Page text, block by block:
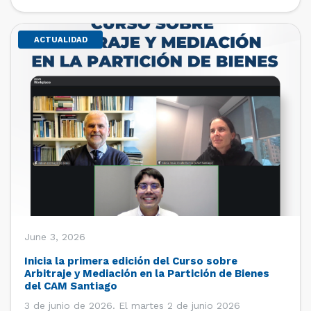
de estudiantes de […]
ACTUALIDAD
June 3, 2026
Inicia la primera edición del Curso sobre
Arbitraje y Mediación en la Partición de Bienes
del CAM Santiago
3 de junio de 2026. El martes 2 de junio 2026